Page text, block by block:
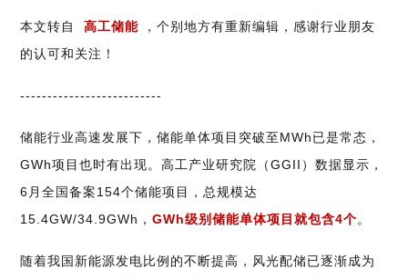
本文转自 高工储能 ，个别地方有重新编辑，感谢行业朋友
的认可和关注！
--------------------------
储能行业高速发展下，储能单体项目突破至MWh已是常态，
GWh项目也时有出现。高工产业研究院（GGII）数据显示，
6月全国备案154个储能项目，总规模达
15.4GW/34.9GWh， GWh级别储能单体项目就包含4个。
随着我国新能源发电比例的不断提高，风光配储已逐渐成为